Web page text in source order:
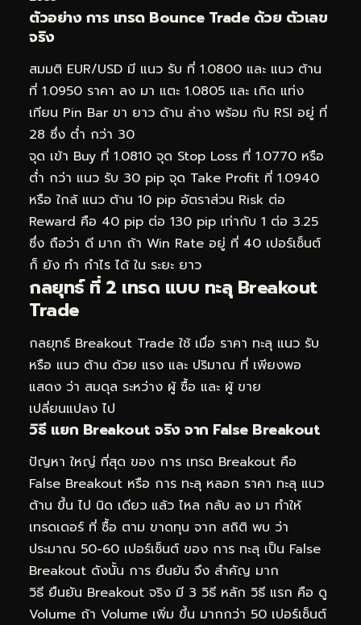
ตัวอย่าง การ เทรด Bounce Trade ด้วย ตัวเลข
จริง
สมมติ EUR/USD มี แนว รับ ที่ 1.0800 และ แนว ต้าน
ที่ 1.0950 ราคา ลง มา แตะ 1.0805 และ เกิด แท่ง
เทียน Pin Bar ขา ยาว ด้าน ล่าง พร้อม กับ RSI อยู่ ที่
28 ซึ่ง ต่ำ กว่า 30
จุด เข้า Buy ที่ 1.0810 จุด Stop Loss ที่ 1.0770 หรือ
ต่ำ กว่า แนว รับ 30 pip จุด Take Profit ที่ 1.0940
หรือ ใกล้ แนว ต้าน 10 pip อัตราส่วน Risk ต่อ
Reward คือ 40 pip ต่อ 130 pip เท่ากับ 1 ต่อ 3.25
ซึ่ง ถือว่า ดี มาก ถ้า Win Rate อยู่ ที่ 40 เปอร์เซ็นต์
ก็ ยัง ทำ กำไร ได้ ใน ระยะ ยาว
กลยุทธ์ ที่ 2 เทรด แบบ ทะลุ Breakout
Trade
กลยุทธ์ Breakout Trade ใช้ เมื่อ ราคา ทะลุ แนว รับ
หรือ แนว ต้าน ด้วย แรง และ ปริมาณ ที่ เพียงพอ
แสดง ว่า สมดุล ระหว่าง ผู้ ซื้อ และ ผู้ ขาย
เปลี่ยนแปลง ไป
วิธี แยก Breakout จริง จาก False Breakout
ปัญหา ใหญ่ ที่สุด ของ การ เทรด Breakout คือ
False Breakout หรือ การ ทะลุ หลอก ราคา ทะลุ แนว
ต้าน ขึ้น ไป นิด เดียว แล้ว ไหล กลับ ลง มา ทำให้
เทรดเดอร์ ที่ ซื้อ ตาม ขาดทุน จาก สถิติ พบ ว่า
ประมาณ 50-60 เปอร์เซ็นต์ ของ การ ทะลุ เป็น False
Breakout ดังนั้น การ ยืนยัน จึง สำคัญ มาก
วิธี ยืนยัน Breakout จริง มี 3 วิธี หลัก วิธี แรก คือ ดู
Volume ถ้า Volume เพิ่ม ขึ้น มากกว่า 50 เปอร์เซ็นต์